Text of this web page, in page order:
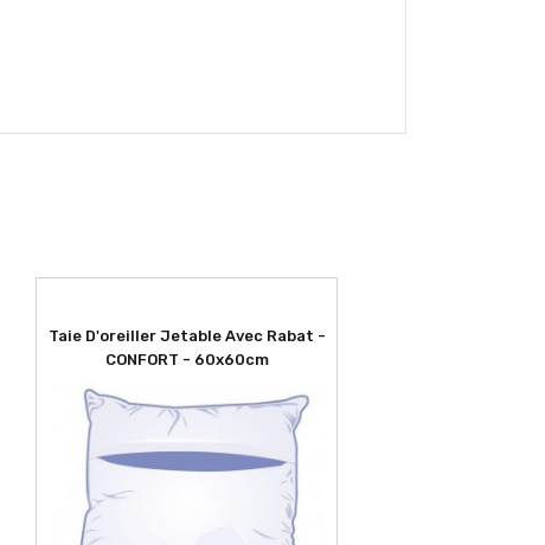
Taie D'oreiller Jetable Avec Rabat -
CONFORT - 60x60cm